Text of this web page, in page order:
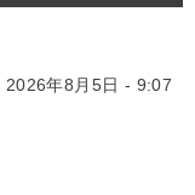
2026年8月5日 - 9:07